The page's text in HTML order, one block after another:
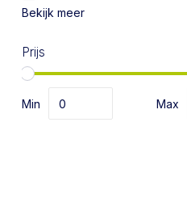
Bekijk meer
Prijs
Min Max